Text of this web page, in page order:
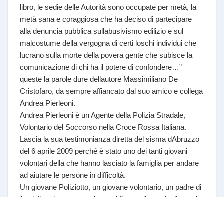
libro, le sedie delle Autorità sono occupate per metà, la
metà sana e coraggiosa che ha deciso di partecipare
alla denuncia pubblica sullabusivismo edilizio e sul
malcostume della vergogna di certi loschi individui che
lucrano sulla morte della povera gente che subisce la
comunicazione di chi ha il potere di confondere…”
queste la parole dure dellautore Massimiliano De
Cristofaro, da sempre affiancato dal suo amico e collega
Andrea Pierleoni.
Andrea Pierleoni è un Agente della Polizia Stradale,
Volontario del Soccorso nella Croce Rossa Italiana.
Lascia la sua testimonianza diretta del sisma dAbruzzo
del 6 aprile 2009 perché è stato uno dei tanti giovani
volontari della che hanno lasciato la famiglia per andare
ad aiutare le persone in difficoltà.
Un giovane Poliziotto, un giovane volontario, un padre di